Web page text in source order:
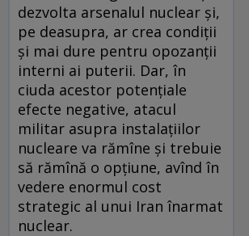
dezvolta arsenalul nuclear şi,
pe deasupra, ar crea condiţii
şi mai dure pentru opozanţii
interni ai puterii. Dar, în
ciuda acestor potenţiale
efecte negative, atacul
militar asupra instalaţiilor
nucleare va rămîne şi trebuie
să rămînă o opţiune, avînd în
vedere enormul cost
strategic al unui Iran înarmat
nuclear.